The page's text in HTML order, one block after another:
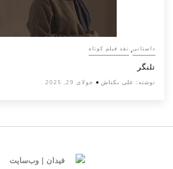
داستانی, نقد فیلم کوتاه
تلنگر
نوشته: علی بکتاش جولای 29, 2025